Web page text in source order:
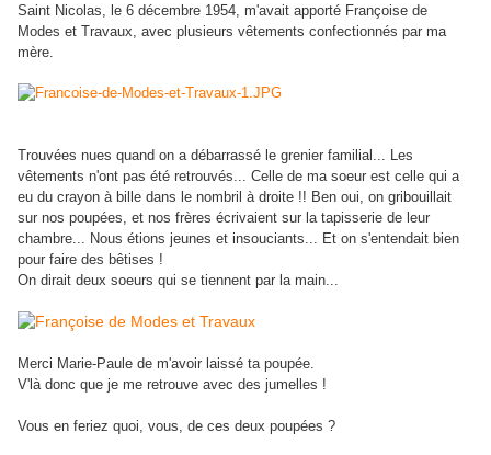
Saint Nicolas, le 6 décembre 1954, m'avait apporté Françoise de
Modes et Travaux, avec plusieurs vêtements confectionnés par ma
mère.
Trouvées nues quand on a débarrassé le grenier familial... Les
vêtements n'ont pas été retrouvés... Celle de ma soeur est celle qui a
eu du crayon à bille dans le nombril à droite !! Ben oui, on gribouillait
sur nos poupées, et nos frères écrivaient sur la tapisserie de leur
chambre... Nous étions jeunes et insouciants... Et on s'entendait bien
pour faire des bêtises !
On dirait deux soeurs qui se tiennent par la main...
Merci Marie-Paule de m'avoir laissé ta poupée.
V'là donc que je me retrouve avec des jumelles !
Vous en feriez quoi, vous, de ces deux poupées ?